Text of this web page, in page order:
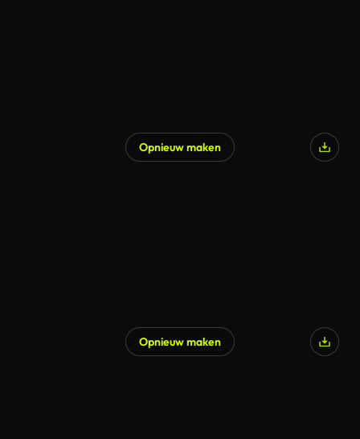
Opnieuw maken
Opnieuw maken